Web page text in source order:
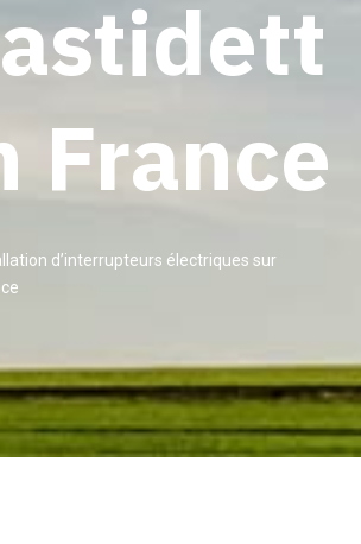
France
d’interrupteurs électriques sur